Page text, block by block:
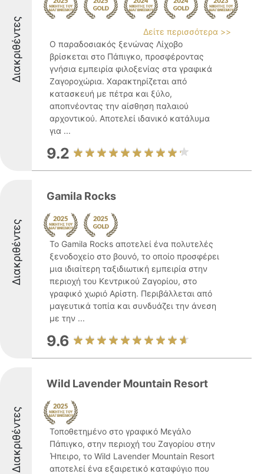
Διακριθέντες
Δείτε περισσότερα >>
Ο παραδοσιακός ξενώνας Λίχοβο
βρίσκεται στο Πάπιγκο, προσφέροντας
γνήσια εμπειρία φιλοξενίας στα γραφικά
Ζαγοροχώρια. Χαρακτηρίζεται από
κατασκευή με πέτρα και ξύλο,
αποπνέοντας την αίσθηση παλαιού
αρχοντικού. Αποτελεί ιδανικό κατάλυμα
για ...
9.2
Διακριθέντες
Gamila Rocks
Το Gamila Rocks αποτελεί ένα πολυτελές
ξενοδοχείο στο βουνό, το οποίο προσφέρει
μια ιδιαίτερη ταξιδιωτική εμπειρία στην
περιοχή του Κεντρικού Ζαγορίου, στο
γραφικό χωριό Αρίστη. Περιβάλλεται από
μαγευτικά τοπία και συνδυάζει την άνεση
με την ...
9.6
Διακριθέντες
Wild Lavender Mountain Resort
Τοποθετημένο στο γραφικό Μεγάλο
Πάπιγκο, στην περιοχή του Ζαγορίου στην
Ήπειρο, το Wild Lavender Mountain Resort
αποτελεί ένα εξαιρετικό καταφύγιο που